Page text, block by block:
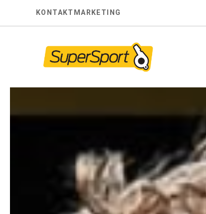
KONTAKT MARKETING